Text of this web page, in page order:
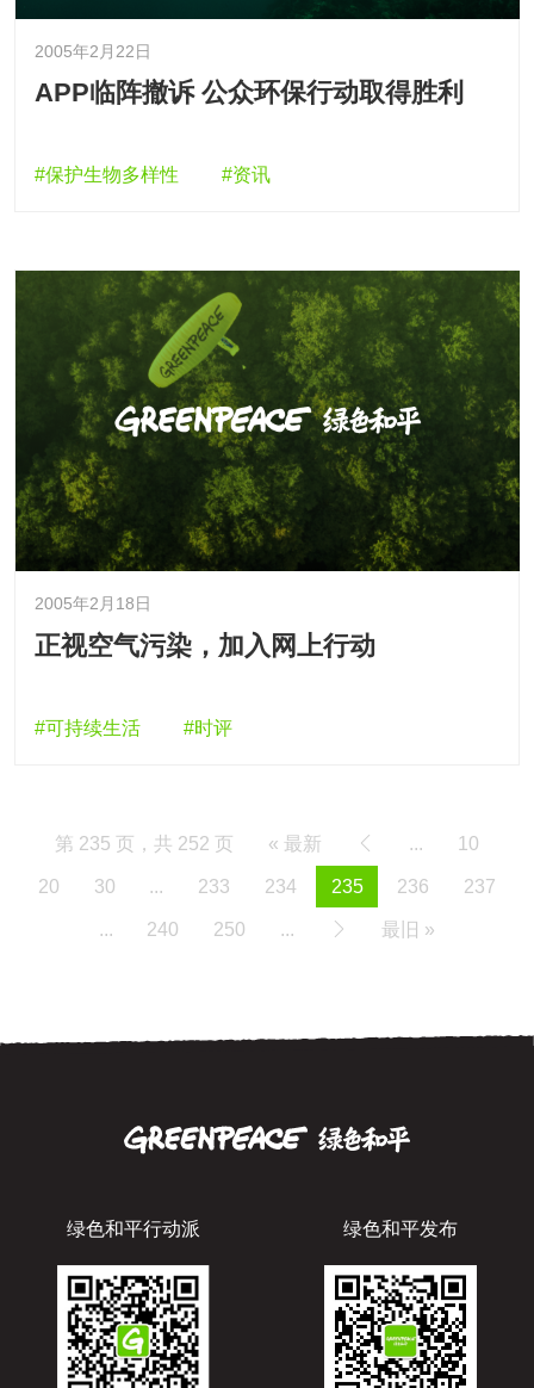
2005年2月22日
APP临阵撤诉 公众环保行动取得胜利
#保护生物多样性 #资讯
2005年2月18日
正视空气污染，加入网上行动
#可持续生活 #时评
第 235 页，共 252 页 « 最新 ... 10
20 30 ... 233 234 235 236 237
... 240 250 ... 最旧 »
绿色和平行动派 绿色和平发布